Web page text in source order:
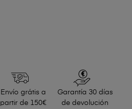
Envío grátis a
partir de 150€
Garantía 30 días
de devolución